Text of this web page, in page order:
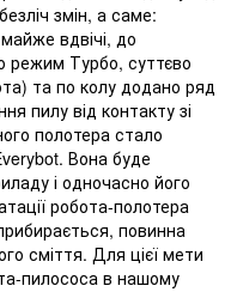
змін, а саме:
вдвічі, до
режим Турбо, суттєво
та по колу додано ряд
пилу від контакту зі
полотера стало
Вона буде
і одночасно його
робота-полотера
повинна
сміття. Для цієї мети
пилососа в нашому